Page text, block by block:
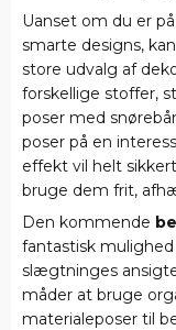
Uanset om du er
smarte designs,
store udvalg af
forskellige stoffer,
poser med
poser på en
effekt vil helt
bruge dem frit,
Den kommende
fantastisk
slægtninges
måder at bruge
materialeposer til